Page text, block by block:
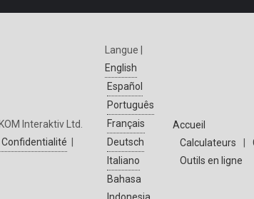
Interaktiv Ltd.
|
Langue |
English
Español
Português
Français
Deutsch
Italiano
Bahasa
Accueil
Calculateurs
|
Outils en ligne